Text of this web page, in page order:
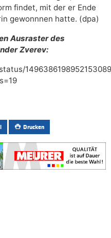
findet, mit der er Ende
gewonnnen hatte. (dpa)
Ausraster des
Zverev:
Drucken